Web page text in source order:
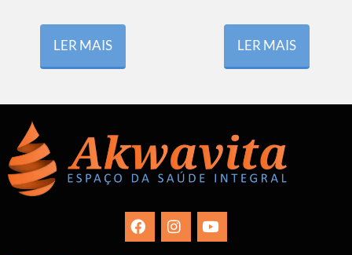
LER MAIS LER MAIS